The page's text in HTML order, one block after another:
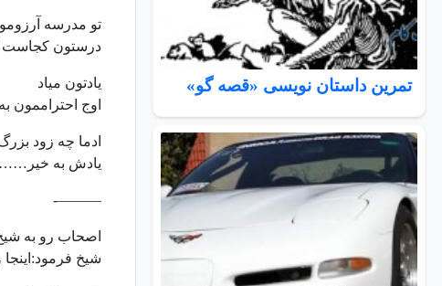
تمرين داستان نویسی «قصه گو»
تو مدرسه
درستون کجاست
یادتون میاد
اوج
ادما چه زود
يادش به
———-
اصحاب رو به
شیخ فرمود:اینجا